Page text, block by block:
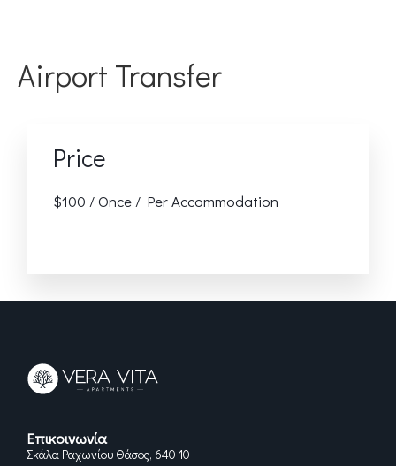
Airport Transfer
Price
$100 / Once / Per Accommodation
Επικοινωνία
Σκάλα Ραχωνίου Θάσος, 640 10